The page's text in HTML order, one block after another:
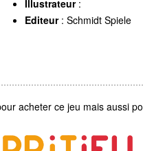
Illustrateur:
Editeur: Schmidt Spiele
acheter ce jeu mais aussi